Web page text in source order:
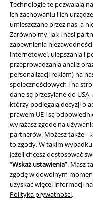
Technologie te pozwalają
ich zachowaniu i ich
umieszczane przez nas, a
Zarówno my, jak i nasi
zapewnienia
internetowej, ulepszania i
przeprowadzania analiz
personalizacji reklam) na
społecznościowych i na
dane są przesyłane do
którzy podlegają decyzji o
prawem UE i są
wyrażasz zgodę na
partnerów. Możesz także -
to zgody. W takim
Jeżeli chcesz dostosować
“Wskaż ustawienia”. Masz
zgodę w dowolnym
uzyskać więcej informacji
Polityka prywatności.
A Warner